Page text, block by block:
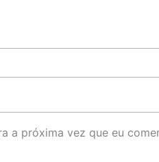
a próxima vez que eu